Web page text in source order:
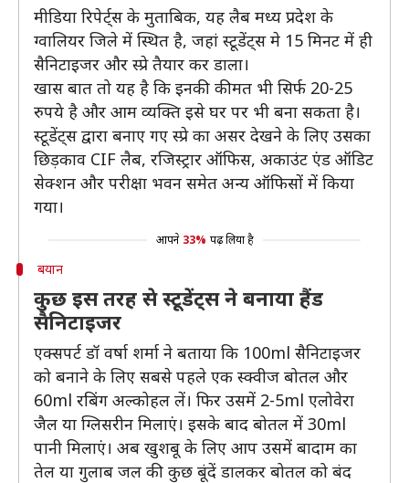
मीडिया रिपेर्ट्स के मुताबिक, यह लैब मध्य प्रदेश के
ग्वालियर जिले में स्थित है, जहां स्टूडेंट्स मे 15 मिनट में ही
सैनिटाइजर और स्प्रे तैयार कर डाला।
खास बात तो यह है कि इनकी कीमत भी सिर्फ 20-25
रुपये है और आम व्यक्ति इसे घर पर भी बना सकता है।
स्टूडेंट्स द्वारा बनाए गए स्प्रे का असर देखने के लिए उसका
छिड़काव CIF लैब, रजिस्ट्रार ऑफिस, अकाउंट एंड ऑडिट
सेक्शन और परीक्षा भवन समेत अन्य ऑफिसों में किया
गया।
आपने 33% पढ़ लिया है
बयान
कुछ इस तरह से स्टूडेंट्स ने बनाया हैंड
सैनिटाइजर
एक्सपर्ट डॉ वर्षा शर्मा ने बताया कि 100ml सैनिटाइजर
को बनाने के लिए सबसे पहले एक स्‍क्‍वीज बोतल और
60ml रबिंग अल्कोहल लें। फिर उसमें 2-5ml एलोवेरा
जैल या ग्लिसरीन मिलाएं। इसके बाद बोतल में 30ml
पानी मिलाएं। अब खुशबू के लिए आप उसमें बादाम का
तेल या गुलाब जल की कुछ बूंदें डालकर बोतल को बंद